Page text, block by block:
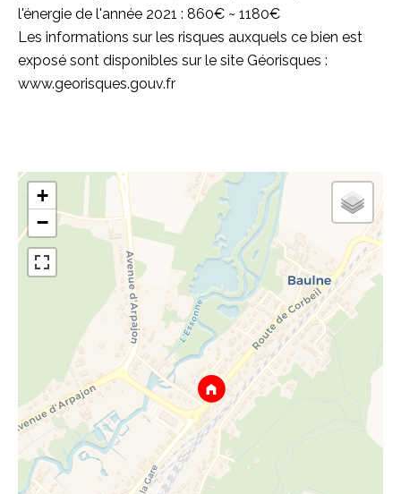
l'énergie de l'année 2021 : 860€ ~ 1180€
Les informations sur les risques auxquels ce bien est
exposé sont disponibles sur le site Géorisques :
www.georisques.gouv.fr
+
−